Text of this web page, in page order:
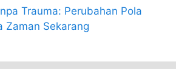
Trauma: Perubahan Pola
Zaman Sekarang